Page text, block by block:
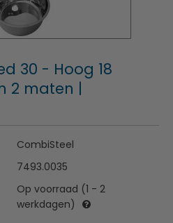
30 - Hoog 18
2 maten |
CombiSteel
7493.0035
Op voorraad (1 - 2
werkdagen)